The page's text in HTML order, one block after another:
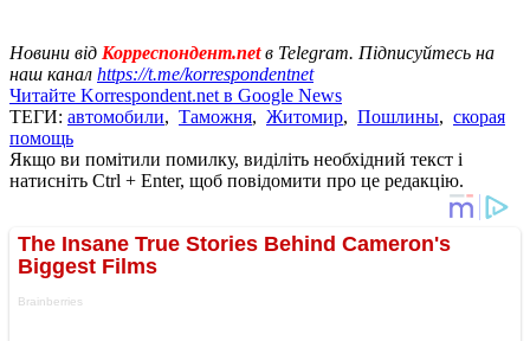
Новини від Корреспондент.netв Telegram. Підписуйтесь на
наш канал https://t.me/korrespondentnet
Читайте Korrespondent.net в Google News
ТЕГИ: автомобили, Таможня, Житомир, Пошлины, скорая
помощь
Якщо ви помітили помилку, виділіть необхідний текст і
натисніть Ctrl + Enter, щоб повідомити про це редакцію.